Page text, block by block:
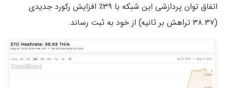
اتفاق توان پردازشی این شبکه با ۳۹٪ افزایش رکورد جدیدی
(۳۸.۳۷ تراهش بر ثانیه) از خود به ثبت رساند.